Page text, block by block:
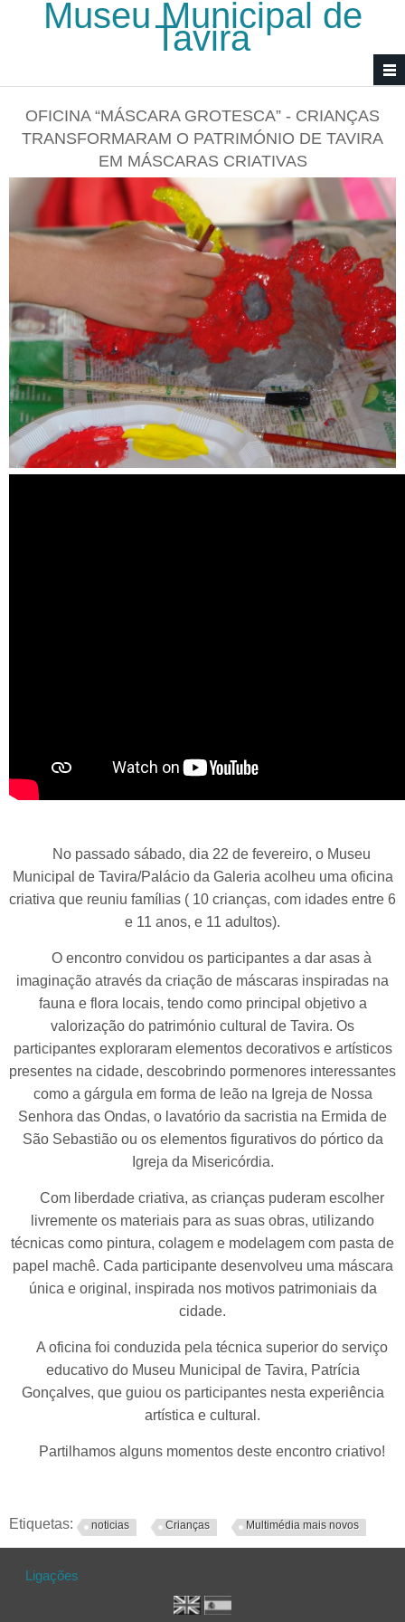
Passar para o conteúdo principal
Museu Municipal de
Tavira
OFICINA “MÁSCARA GROTESCA” - CRIANÇAS
TRANSFORMARAM O PATRIMÓNIO DE TAVIRA
EM MÁSCARAS CRIATIVAS
No passado sábado, dia 22 de fevereiro, o Museu
Municipal de Tavira/Palácio da Galeria acolheu uma oficina
criativa que reuniu famílias ( 10 crianças, com idades entre 6
e 11 anos, e 11 adultos).
O encontro convidou os participantes a dar asas à
imaginação através da criação de máscaras inspiradas na
fauna e flora locais, tendo como principal objetivo a
valorização do património cultural de Tavira. Os
participantes exploraram elementos decorativos e artísticos
presentes na cidade, descobrindo pormenores interessantes
como a gárgula em forma de leão na Igreja de Nossa
Senhora das Ondas, o lavatório da sacristia na Ermida de
São Sebastião ou os elementos figurativos do pórtico da
Igreja da Misericórdia.
Com liberdade criativa, as crianças puderam escolher
livremente os materiais para as suas obras, utilizando
técnicas como pintura, colagem e modelagem com pasta de
papel machê. Cada participante desenvolveu uma máscara
única e original, inspirada nos motivos patrimoniais da
cidade.
A oficina foi conduzida pela técnica superior do serviço
educativo do Museu Municipal de Tavira, Patrícia
Gonçalves, que guiou os participantes nesta experiência
artística e cultural.
Partilhamos alguns momentos deste encontro criativo!
Etiquetas: noticias Crianças Multimédia mais novos
Ligações